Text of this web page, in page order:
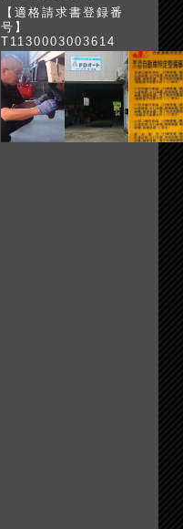
【適格請求書登録番
号】
T1130003003614